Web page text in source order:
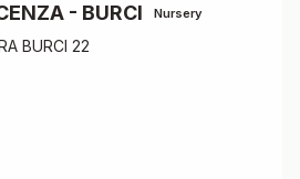
- BURCI Nursery
BURCI 22